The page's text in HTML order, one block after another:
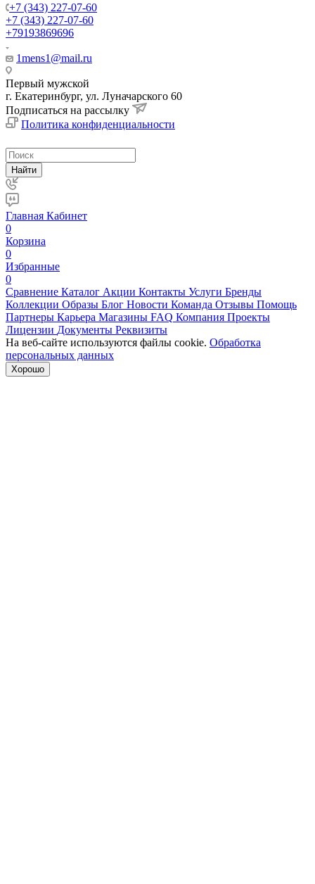
+7 (343) 227-07-60
+7 (343) 227-07-60
+79193869696
1mens1@mail.ru
Первый мужской
г. Екатеринбург, ул. Луначарского 60
Подписаться на рассылку
Политика конфиденциальности
Найти
Главная Кабинет
0
Корзина
0
Избранные
0
Сравнение Каталог Акции Контакты Услуги Бренды
Коллекции Образы Блог Новости Команда Отзывы Помощь
Партнеры Карьера Магазины FAQ Компания Проекты
Лицензии Документы Реквизиты
На веб-сайте используются файлы cookie. Обработка
персональных данных
Хорошо